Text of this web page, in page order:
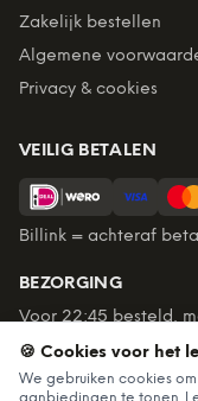
Zakelijk bestellen
Algemene
Privacy & cookies
VEILIG BETALEN
Billink = achteraf
BEZORGING
Voor 22:45 besteld,
€60. Tot 365 dagen
★ 4,7/5 uit 6.235
🍪 Cookies voor het
We gebruiken cookies